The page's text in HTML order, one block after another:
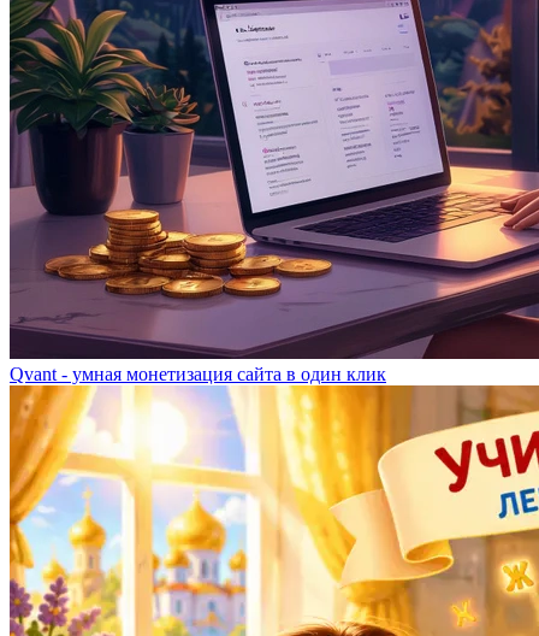
Qvant - умная монетизация сайта в один клик